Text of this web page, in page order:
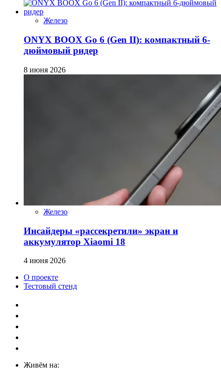
Железо
ONYX BOOX Go 6 (Gen II): компактный 6-
дюймовый ридер
8 июня 2026
Железо
Инсайдеры «рассекретили» экран и
аккумулятор Xiaomi 18
4 июня 2026
О проекте
Тестовый стенд
Живём на: